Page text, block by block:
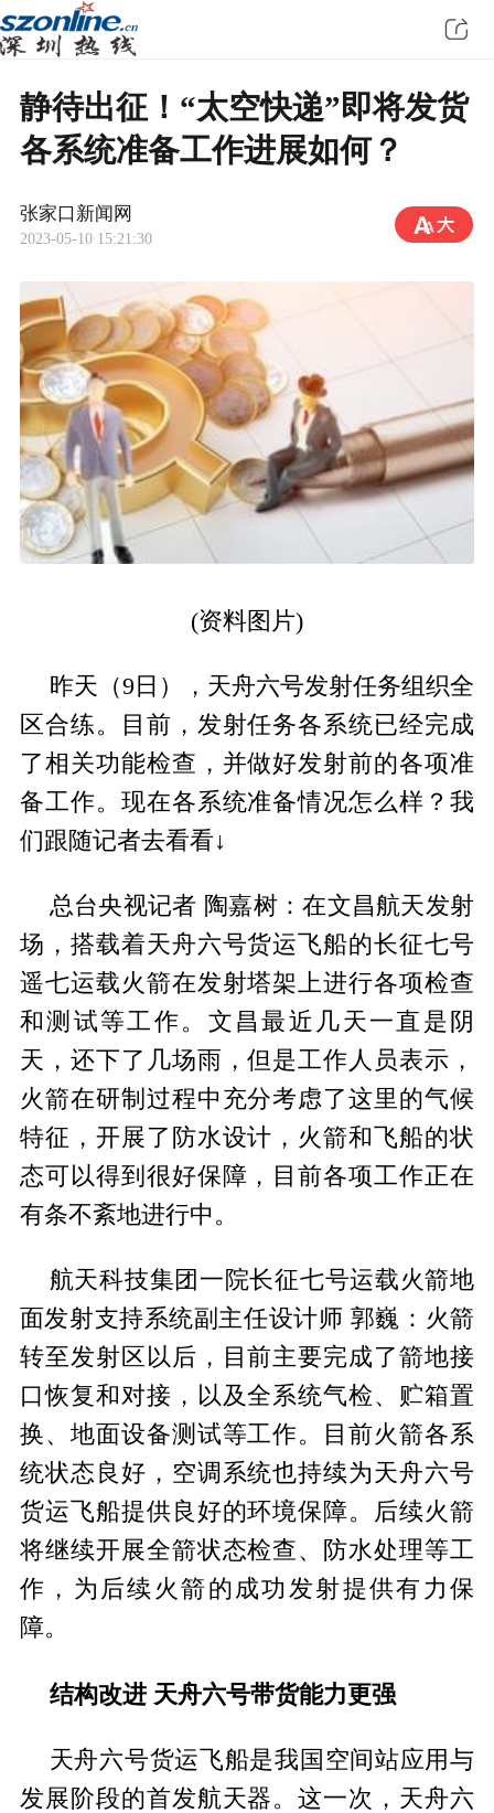
静待出征！“太空快递”即将发货
各系统准备工作进展如何？
张家口新闻网
2023-05-10 15:21:30
(资料图片)
昨天（9日），天舟六号发射任务组织全
区合练。目前，发射任务各系统已经完成
了相关功能检查，并做好发射前的各项准
备工作。现在各系统准备情况怎么样？我
们跟随记者去看看↓
总台央视记者 陶嘉树：在文昌航天发射
场，搭载着天舟六号货运飞船的长征七号
遥七运载火箭在发射塔架上进行各项检查
和测试等工作。文昌最近几天一直是阴
天，还下了几场雨，但是工作人员表示，
火箭在研制过程中充分考虑了这里的气候
特征，开展了防水设计，火箭和飞船的状
态可以得到很好保障，目前各项工作正在
有条不紊地进行中。
航天科技集团一院长征七号运载火箭地
面发射支持系统副主任设计师 郭巍：火箭
转至发射区以后，目前主要完成了箭地接
口恢复和对接，以及全系统气检、贮箱置
换、地面设备测试等工作。目前火箭各系
统状态良好，空调系统也持续为天舟六号
货运飞船提供良好的环境保障。后续火箭
将继续开展全箭状态检查、防水处理等工
作，为后续火箭的成功发射提供有力保
障。
结构改进 天舟六号带货能力更强
天舟六号货运飞船是我国空间站应用与
发展阶段的首发航天器。这一次，天舟六